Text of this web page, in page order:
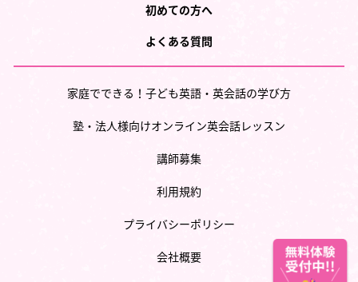
初めての方へ
よくある質問
家庭でできる！子ども英語・英会話の学び方
塾・法人様向けオンライン英会話レッスン
講師募集
利用規約
プライバシーポリシー
会社概要